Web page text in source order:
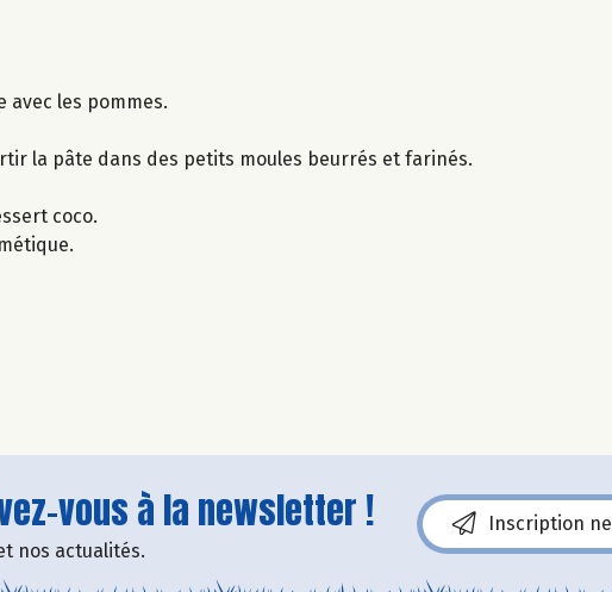
avec les pommes.
la pâte dans des petits moules beurrés et farinés.
coco.
vous à la newsletter !
nos actualités.
Inscription